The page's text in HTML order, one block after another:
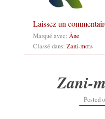
Laissez un
Marqué avec: Âne
Classé dans: Zani-mots
Zani-
Posted